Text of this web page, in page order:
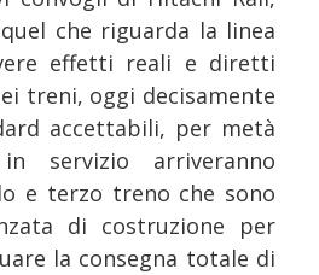
che riguarda la linea
effetti reali e diretti
treni, oggi decisamente
accettabili, per metà
servizio arriveranno
e terzo treno che sono
di costruzione per
la consegna totale di